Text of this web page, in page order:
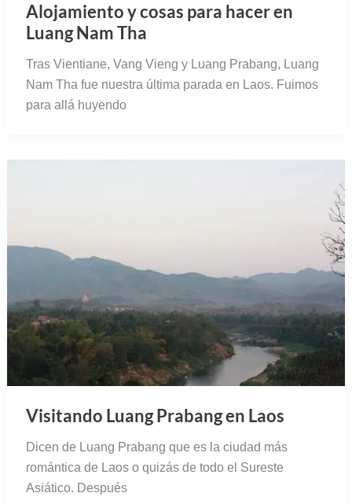
Alojamiento y cosas para hacer en
Luang Nam Tha
Tras Vientiane, Vang Vieng y Luang Prabang, Luang
Nam Tha fue nuestra última parada en Laos. Fuimos
para allá huyendo
Visitando Luang Prabang en Laos
Dicen de Luang Prabang que es la ciudad más
romántica de Laos o quizás de todo el Sureste
Asiático. Después